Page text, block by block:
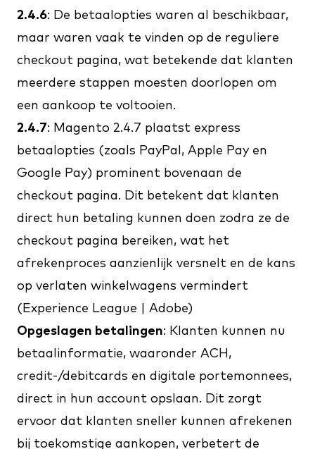
2.4.6: De betaalopties waren al beschikbaar,
maar waren vaak te vinden op de reguliere
checkout pagina, wat betekende dat klanten
meerdere stappen moesten doorlopen om
een aankoop te voltooien.
2.4.7: Magento 2.4.7 plaatst express
betaalopties (zoals PayPal, Apple Pay en
Google Pay) prominent bovenaan de
checkout pagina. Dit betekent dat klanten
direct hun betaling kunnen doen zodra ze de
checkout pagina bereiken, wat het
afrekenproces aanzienlijk versnelt en de kans
op verlaten winkelwagens vermindert
( Experience League | Adobe)​​
Opgeslagen betalingen: Klanten kunnen nu
betaalinformatie, waaronder ACH,
credit-/debitcards en digitale portemonnees,
direct in hun account opslaan. Dit zorgt
ervoor dat klanten sneller kunnen afrekenen
bij toekomstige aankopen, verbetert de